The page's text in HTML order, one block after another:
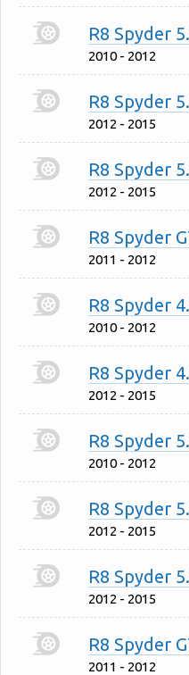
R8 Spyder
2010 - 2012
R8 Spyder
2012 - 2015
R8 Spyder
2012 - 2015
R8 Spyder
2011 - 2012
R8 Spyder
2010 - 2012
R8 Spyder
2012 - 2015
R8 Spyder
2010 - 2012
R8 Spyder
2012 - 2015
R8 Spyder
2012 - 2015
R8 Spyder
2011 - 2012